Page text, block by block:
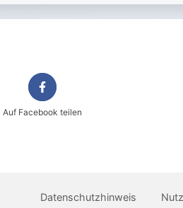
Magazin direkt im Browser lesen
Dauerhaft als PDF behalten
Auf Facebook teilen
Datenschutzhinweis